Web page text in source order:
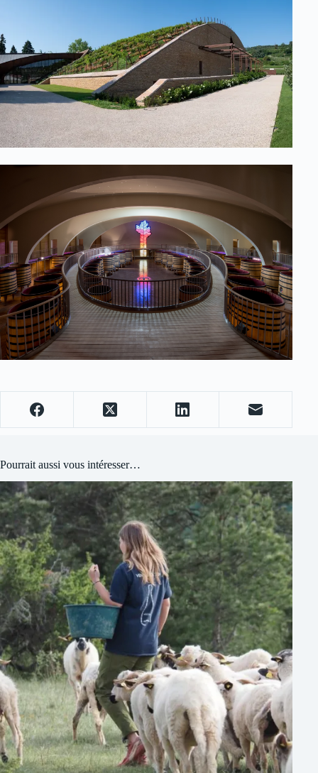
Pourrait aussi vous intéresser…